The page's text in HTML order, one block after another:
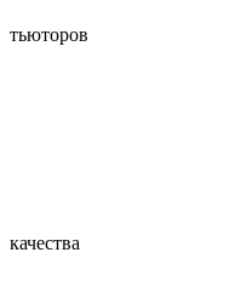
тьюторов
качества